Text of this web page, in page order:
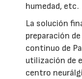
humedad, etc.
La solución
preparación
continuo de
utilización de
centro